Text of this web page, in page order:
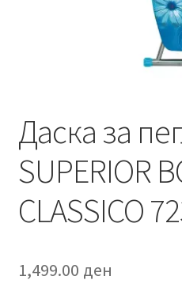
Даска за
SUPERIOR
CLASSICO
1,499.00 ден